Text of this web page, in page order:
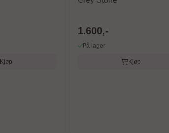
Kjøp
1.600,-
På lager
Kjøp